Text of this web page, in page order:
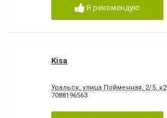
Я рекомендую
Kisa
Уральск, улица Пойменная, 2/5, к2
7088196563